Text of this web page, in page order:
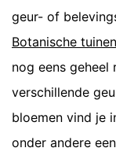
geur- of
Botanische
nog eens
verschillende
bloemen vind je
onder andere